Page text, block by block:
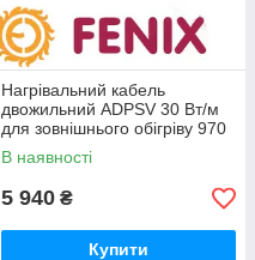
Нагрівальний кабель
двожильний ADPSV 30 Вт/м
для зовнішнього обігріву 970
Вт
В наявності
5 940 ₴
Купити